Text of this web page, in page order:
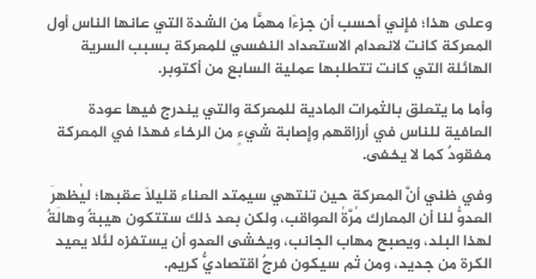
وعلى هذا؛ فإني أحسب أن جزءًا مهمًّا من الشدة التي عانها الناس أول
المعركة كانت لانعدام الاستعداد النفسي للمعركة بسبب السرية
الهائلة التي كانت تتطلبها عملية السابع من أكتوبر.
وأما ما يتعلق بالثمرات الماديةللمعركةوالتي يندرج فيها عودة
العافية للناس في أرزاقهم وإصابة شيءٍ من الرخاء فهذا في المعركة
مفقودٌ كما لا يخفى.
وفي ظني أنَّ المعركة حين تنتهي سيمتد العناء قليلًا عقبها؛ ليُظهِرَ
العدوُّ لنا أن المعارك مُرَّةُ العواقب، ولكن بعد ذلك ستتكون هيبةٌ وهالةٌ
لهذا البلد، ويصبح مهاب الجانب، ويخشى العدو أن يستفزه لئلا يعيد
الكرة من جديد، ومن ثم سيكون فرجٌ اقتصاديٌّ كريم.